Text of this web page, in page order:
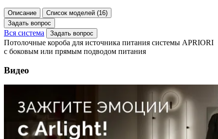
Описание
Список моделей (16)
Задать вопрос
Вся система Задать вопрос
Потолочные короба для источника питания системы APRIORI
с боковым или прямым подводом питания
Видео